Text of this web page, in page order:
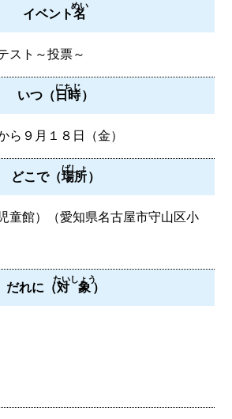
イベント名
めい
スト～投票～
いつ（日時
にちじ
）
ら９月１８日（金）
どこで（場所
ばしょ
）
童館）（愛知県名古屋市守山区小
だれに（対象
たいしょう
）